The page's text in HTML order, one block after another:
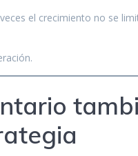
el crecimiento no se